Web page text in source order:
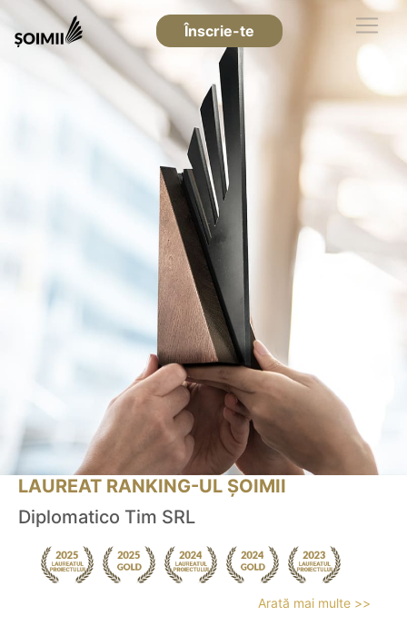
Înscrie-te
LAUREAT RANKING-UL ȘOIMII
Diplomatico Tim SRL
Arată mai multe >>